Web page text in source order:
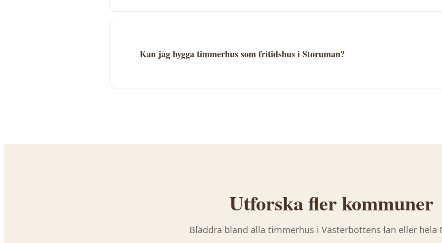
Kontrollera att företaget har erfarenhet av den typ av timmerhus du vill bygga.
Kan jag bygga timmerhus som fritidshus i Storuman?
Utforska fler kommuner
Bläddra bland alla timmerhus i Västerbottens län eller hela